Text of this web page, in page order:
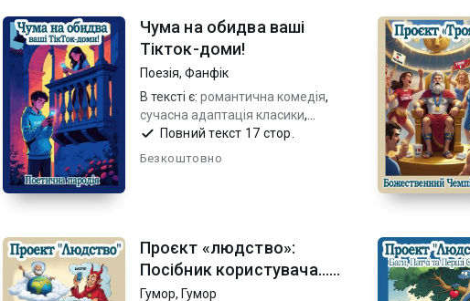
Чума на обидва ваші
Тікток-доми!
Поезія, Фанфік
В тексті є: романтична комедія,
сучасна адаптація класики,
молодіжна поезія
Повний текст 17 стор.
Безкоштовно
Проєкт «людство»:
Посібник користувача...
Ч.3
Гумор, Гумор